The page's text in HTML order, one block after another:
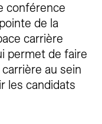
conférence
de la
carrière
permet de faire
au sein
les candidats